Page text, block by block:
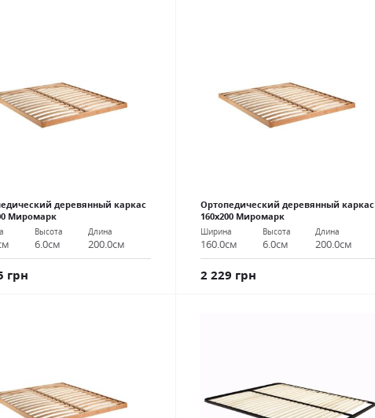
деревянный каркас
Миромарк
Высота
6.0см
Длина
200.0см
грн
Ортопедический деревянный каркас
160х200 Миромарк
Ширина
160.0см
Высота
6.0см
Длина
200.0см
2 229 грн